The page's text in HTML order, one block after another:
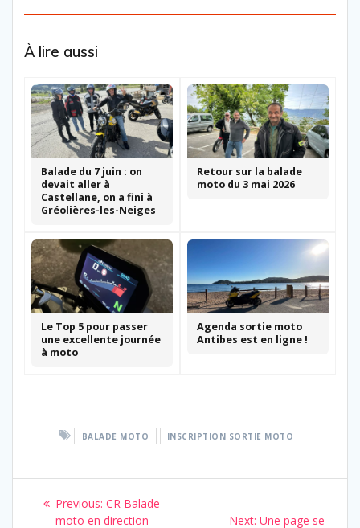
À lire aussi
Balade du 7 juin : on
devait aller à
Castellane, on a fini à
Gréolières-les-Neiges
Retour sur la balade
moto du 3 mai 2026
Le Top 5 pour passer
une excellente journée
à moto
Agenda sortie moto
Antibes est en ligne !
BALADE MOTO INSCRIPTION SORTIE MOTO
Navigation
Previous: Previous
post:
CR Balade
moto en direction
Next: Next
Une page se